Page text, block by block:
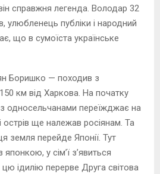
справжня легенда. Володар 32
улюбленець публіки і народний
що в сумоїста українське
Боришко — походив з
км від Харкова. На початку
односельчанами переїжджає на
острів ще належав росіянам. Та
земля перейде Японії. Тут
у сім’ї з’явиться
ідилію перерве Друга світова